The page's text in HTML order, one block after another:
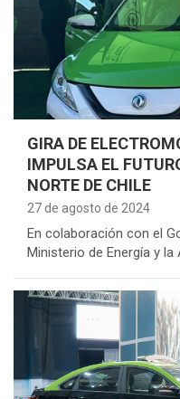
GIRA DE
IMPULSA EL
NORTE DE CHILE
27 de agosto de 2024
En colaboración con el
Ministerio de Energía y la